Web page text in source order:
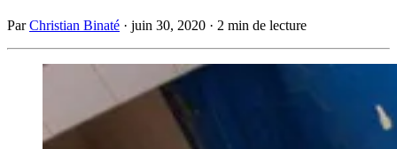
ParChristian Binaté · juin 30, 2020 · 2 min de lecture